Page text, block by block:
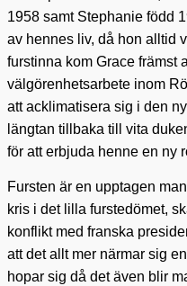
1958 samt Stephanie född
av hennes liv, då hon alltid
furstinna kom Grace främst
välgörenhetsarbete inom
att acklimatisera sig i den
längtan tillbaka till vita
för att erbjuda henne en ny
Fursten är en upptagen
kris i det lilla furstedömet,
konflikt med franska
att det allt mer närmar sig
hopar sig då det även blir